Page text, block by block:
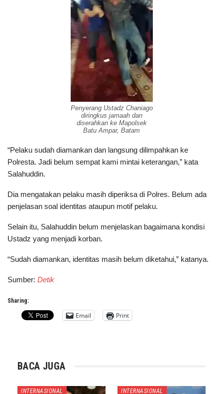
Penyerang Ustadz Chaniago
diringkus jamaah dan
diserahkan ke Mapolsek
Batu Ampar, Batam
“Pelaku sudah diamankan dan langsung dilimpahkan ke
Polresta. Jadi belum sempat kami mintai keterangan,” kata
Salahuddin.
Dia mengatakan pelaku masih diperiksa di Polres. Belum ada
penjelasan soal identitas ataupun motif pelaku.
Selain itu, Salahuddin belum menjelaskan bagaimana kondisi
Ustadz yang menjadi korban.
“Sudah diamankan, identitas masih belum diketahui,” katanya.
Sumber: Detik
Sharing:
Email Print
BACA JUGA
INTERNASIONAL INTERNASIONAL